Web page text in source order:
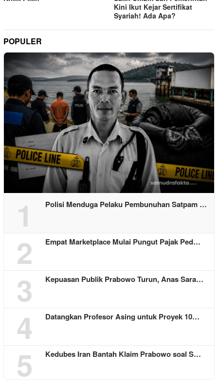
Kini Ikut Kejar Sertifikat
Syariah! Ada Apa?
POPULER
1 Polisi Menduga Pelaku Pembunuhan Satpam …
2 Empat Marketplace Mulai Pungut Pajak Ped…
3 Kepuasan Publik Prabowo Turun, Anas Sara…
4 Datangkan Profesor Asing untuk Proyek 10…
5 Kedubes Iran Bantah Klaim Prabowo soal S…